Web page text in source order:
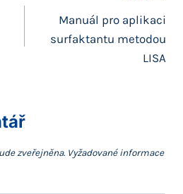
Manuál pro aplikaci
surfaktantu metodou
LISA
zveřejněna. Vyžadované informace